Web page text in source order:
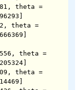
theta =
theta =
theta =
theta =